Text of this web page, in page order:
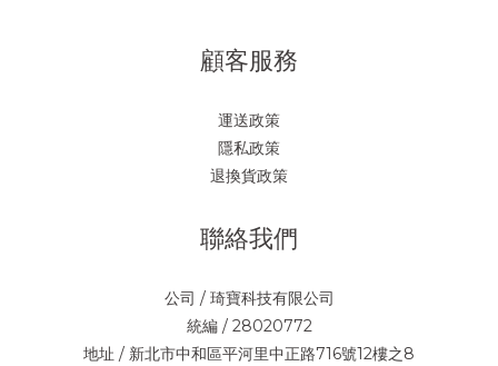
顧客服務
運送政策
隱私政策
退換貨政策
聯絡我們
公司 / 琦寶科技有限公司
統編 / 28020772
地址 / 新北市中和區平河里中正路716號12樓之8